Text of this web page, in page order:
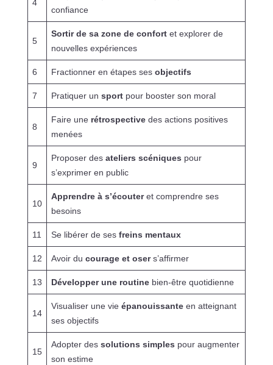
4
confiance
5
Sortir de sa zone de confortet explorer de
nouvelles expériences
6 Fractionner en étapes ses objectifs
7 Pratiquer un sportpour booster son moral
8
Faire une rétrospectivedes actions positives
menées
9
Proposer des ateliers scéniques pour
s’exprimer en public
10
Apprendre à s’écouteret comprendre ses
besoins
11 Se libérer de ses freins mentaux
12 Avoir du courage et osers’affirmer
13 Développer une routinebien-être quotidienne
14
Visualiser une vie épanouissanteen atteignant
ses objectifs
15
Adopter des solutions simples pour augmenter
son estime